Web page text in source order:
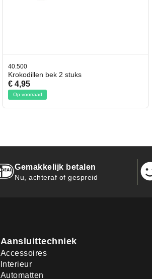
78.80350
Gevlochtenkous ø 35mm
€ 50,95
Op voorraad
Gemakkelijk betalen
Nu, achteraf of gespreid
Aansluittechniek
Accessoires
Interieur
Automatten